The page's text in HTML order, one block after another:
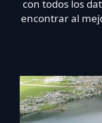
con todos los
encontrar al